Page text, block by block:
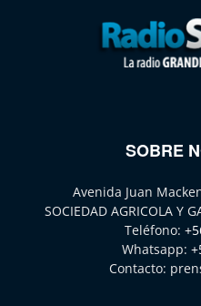
SOBRE
Avenida Juan
SOCIEDAD AGRICOLA Y
Teléfono:
Whatsapp:
Contacto: